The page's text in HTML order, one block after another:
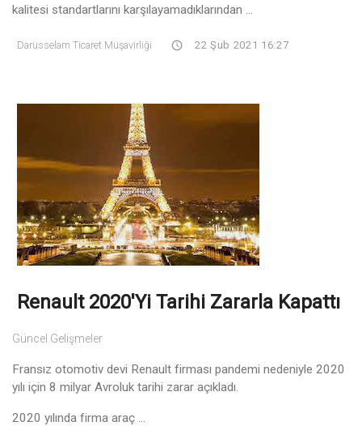
kalitesi standartlarını karşılayamadıklarından ...
Darüsselam Ticaret Müşavirliği 22 Şub 2021 16:27
Renault 2020'yi Tarihi Zararla Kapattı
Güncel Gelişmeler
Fransız otomotiv devi Renault firması pandemi nedeniyle 2020
yılı için 8 milyar Avroluk tarihi zarar açıkladı.
2020 yılında firma araç ...